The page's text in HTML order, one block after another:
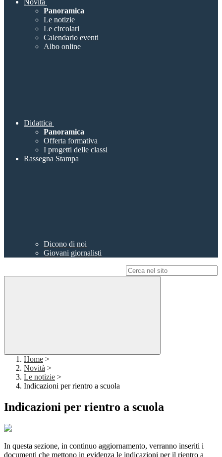
Novità
Panoramica
Le notizie
Le circolari
Calendario eventi
Albo online
Didattica
Panoramica
Offerta formativa
I progetti delle classi
Rassegna Stampa
Dicono di noi
Giovani giornalisti
Home >
Novità >
Le notizie >
Indicazioni per rientro a scuola
Indicazioni per rientro a scuola
In questa sezione, in continuo aggiornamento, verranno inseriti i
documenti che mettono in evidenza le indicazioni per il rientro a